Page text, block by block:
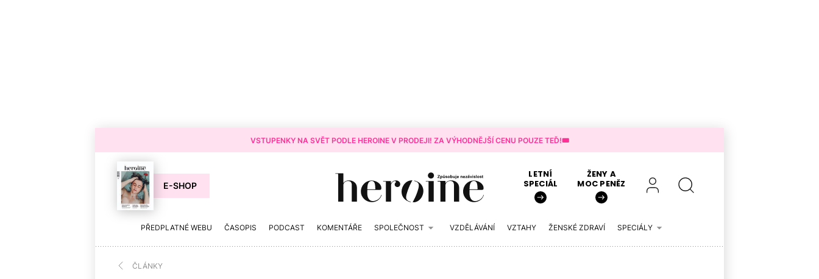
VSTUPENKY NA SVĚT PODLE HEROINE V PRODEJI! ZA VÝHODNĚJŠÍ CENU POUZE TEĎ!🎟️
E-SHOP
LETNÍ
SPECIÁL
ŽENY A
MOC PENĚZ
PŘEDPLATNÉ WEBU ČASOPIS PODCAST KOMENTÁŘE SPOLEČNOST VZDĚLÁVÁNÍ VZTAHY ŽENSKÉ ZDRAVÍ SPECIÁLY
ČLÁNKY